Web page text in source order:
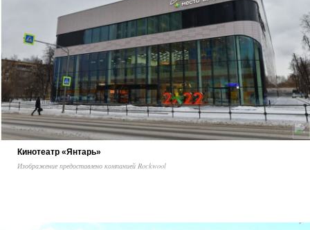
Кинотеатр «Янтарь»
Изображение предоставлено компанией Rockwool